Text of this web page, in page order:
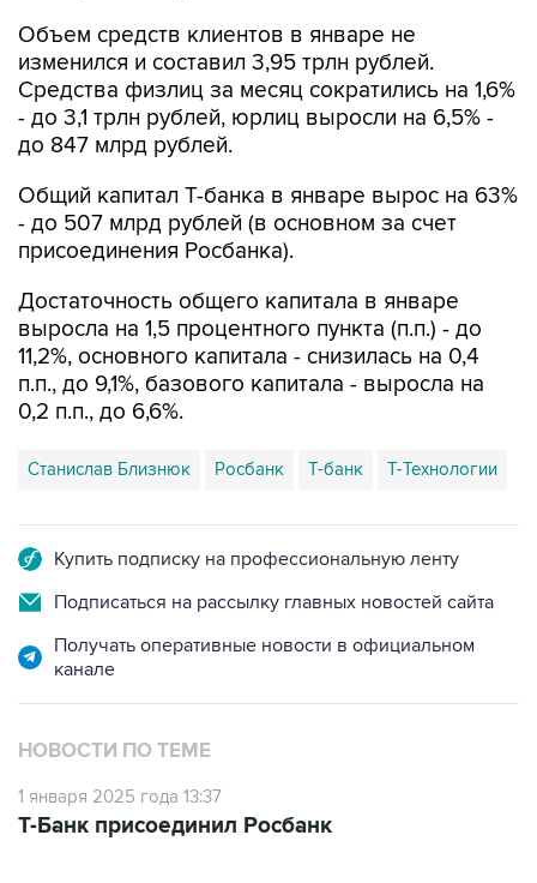
Объем средств клиентов в январе не
изменился и составил 3,95 трлн рублей.
Средства физлиц за месяц сократились на 1,6%
- до 3,1 трлн рублей, юрлиц выросли на 6,5% -
до 847 млрд рублей.
Общий капитал Т-банка в январе вырос на 63%
- до 507 млрд рублей (в основном за счет
присоединения Росбанка).
Достаточность общего капитала в январе
выросла на 1,5 процентного пункта (п.п.) - до
11,2%, основного капитала - снизилась на 0,4
п.п., до 9,1%, базового капитала - выросла на
0,2 п.п., до 6,6%.
Станислав Близнюк Росбанк Т-банк Т-Технологии
Купить подписку на профессиональную ленту
Подписаться на рассылку главных новостей сайта
Получать оперативные новости в официальном
канале
НОВОСТИ ПО ТЕМЕ
1 января 2025 года 13:37
Т-Банк присоединил Росбанк